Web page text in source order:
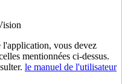
vous devez
mentionnées ci-dessus.
le manuel de l'utilisateur